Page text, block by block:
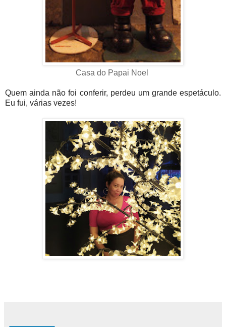
Casa do Papai Noel
Quem ainda não foi conferir, perdeu um grande espetáculo.
Eu fui, várias vezes!